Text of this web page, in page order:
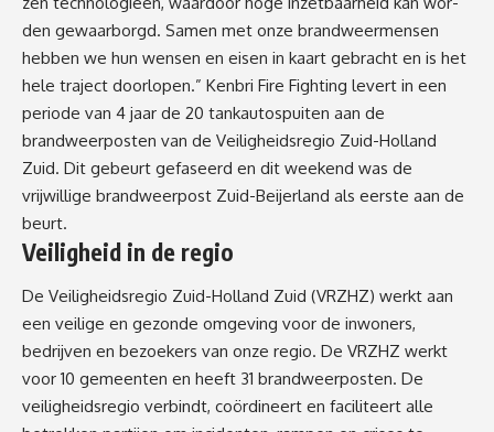
den ge­waar­borgd. Sa­men met on­ze brand­weer­men­sen
heb­ben we hun wen­sen en ei­sen in kaart ge­bracht en is het
he­le tra­ject door­lo­pen.” Ken­bri Fire Figh­ting levert in een
periode van 4 jaar de 20 tank­au­to­spui­ten aan de
brandweerposten van de Veiligheidsregio Zuid-Holland
Zuid. Dit gebeurt gefaseerd en dit weekend was de
vrijwillige brandweerpost Zuid-Beijerland als eerste aan de
beurt.
Veiligheid in de regio
De Veiligheidsregio Zuid-Holland Zuid (VRZHZ) werkt aan
een veilige en gezonde omgeving voor de inwoners,
bedrijven en bezoekers van onze regio. De VRZHZ werkt
voor 10 gemeenten en heeft 31 brandweerposten. De
veiligheidsregio verbindt, coördineert en faciliteert alle